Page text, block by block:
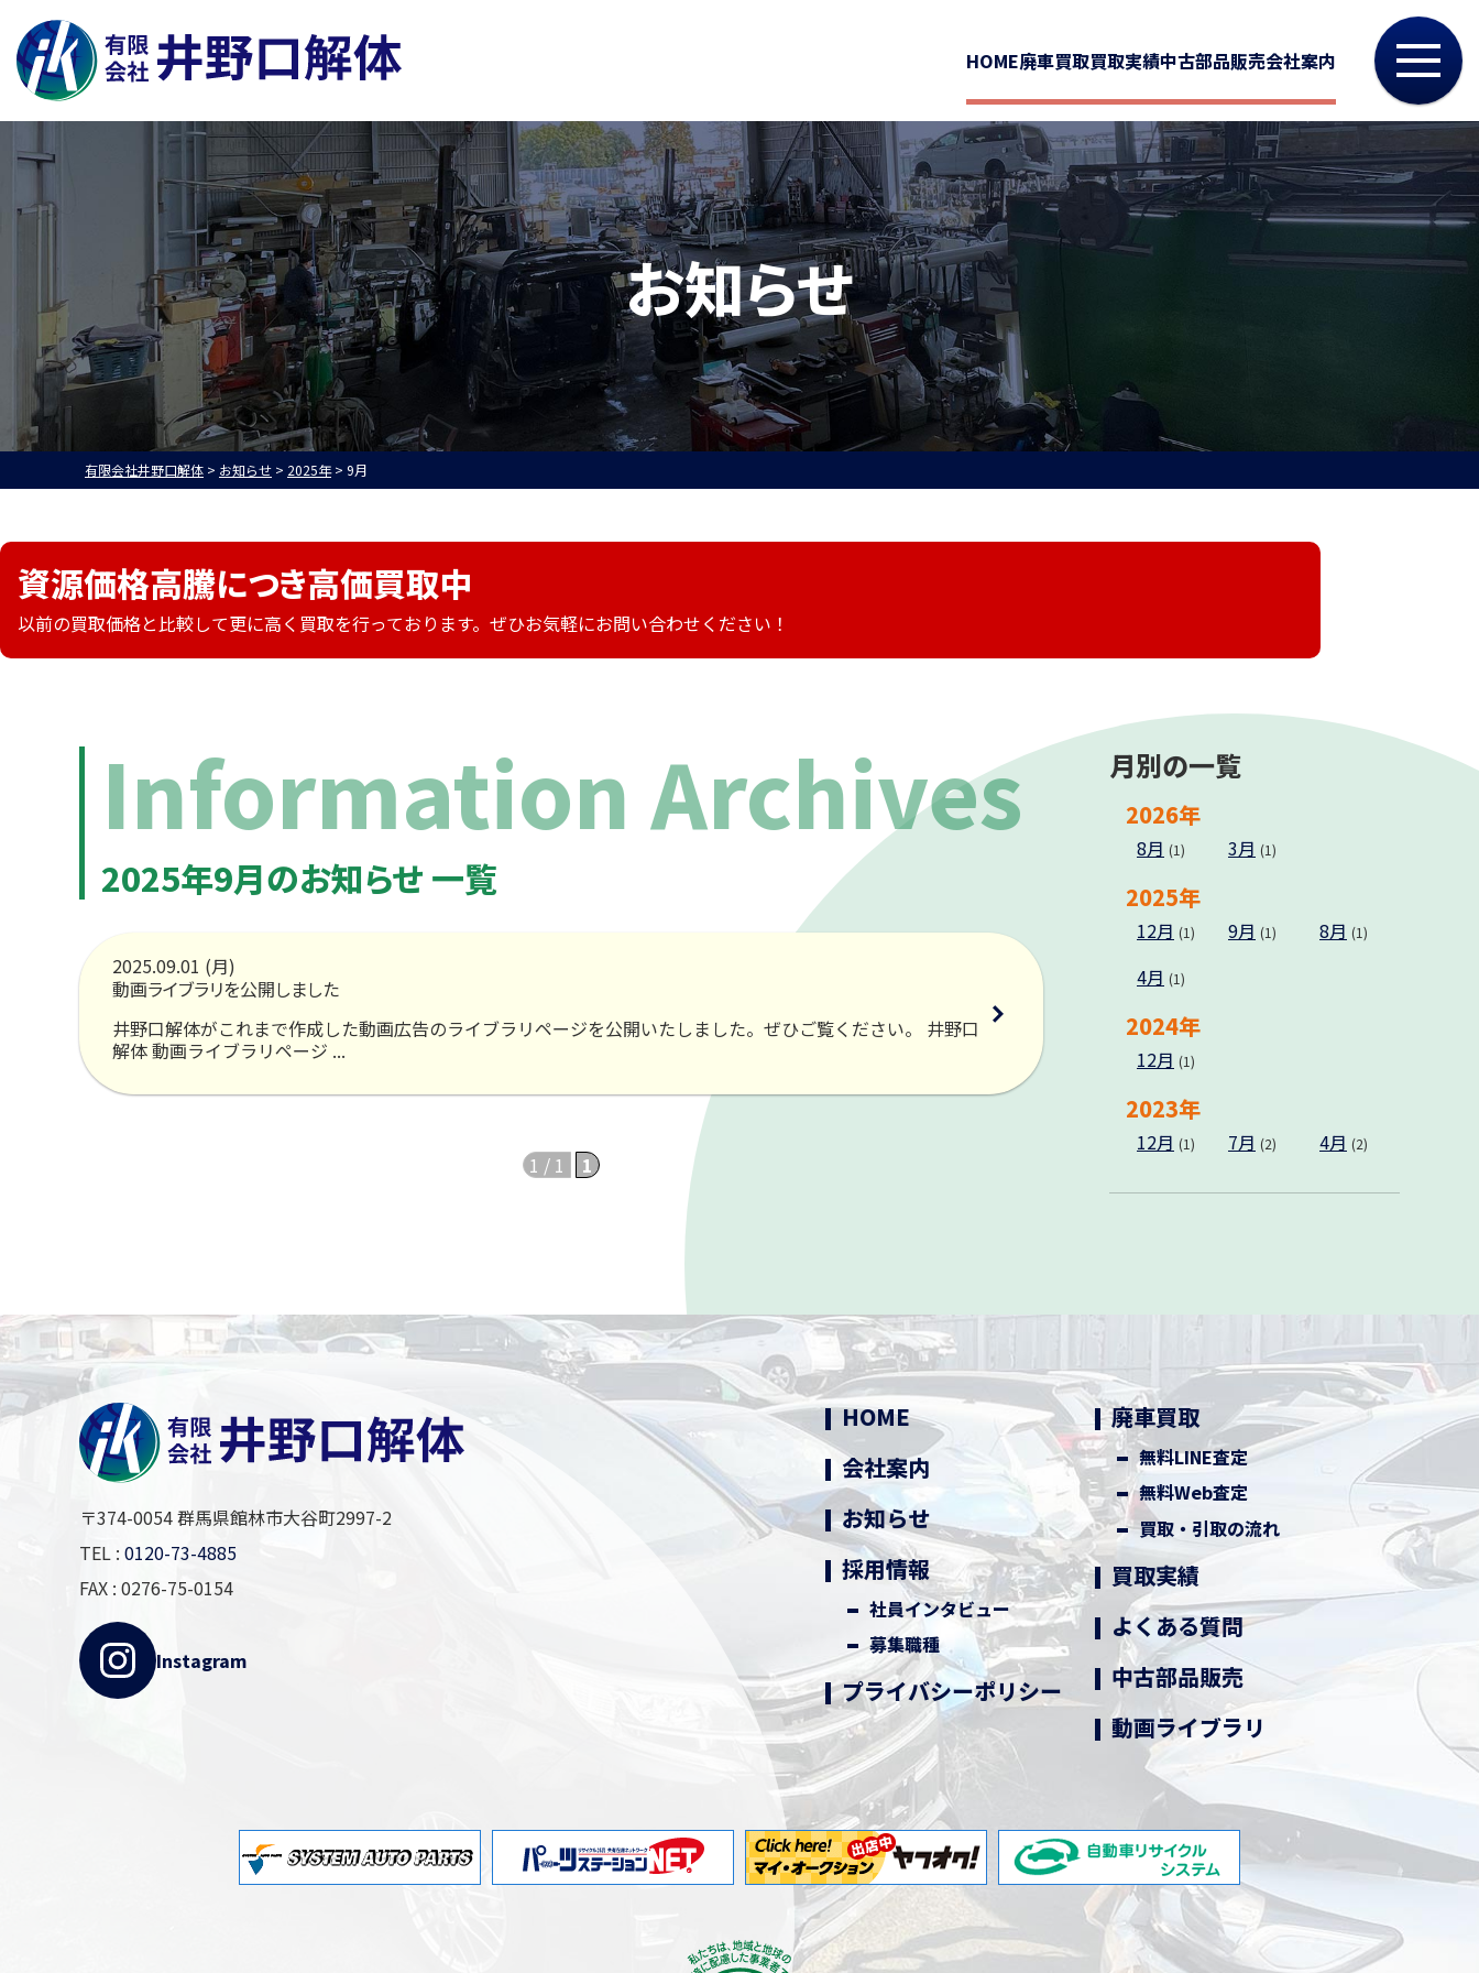
8:00～17:30（第2・4・5土/日/祝を除く）
会社案内
プライバシーポリシー
廃車買取
無料Web査定
動画ライブラリ
HOME廃車買取買取実績中古部品販売会社案内
お知らせ
有限会社井野口解体 > お知らせ > 2025年> 9月
資源価格高騰につき高価買取中
以前の買取価格と比較して更に高く買取を行っております。ぜひお気軽にお問い合わせください！
Information Archives
2025年9月のお知らせ 一覧
2025.09.01 (月)
動画ライブラリを公開しました
井野口解体がこれまで作成した動画広告のライブラリページを公開いたしました。ぜひご覧ください。 井野口
解体 動画ライブラリページ ...
1 / 1 1
月別の一覧
2026年
8月 (1) 3月 (1)
2025年
12月 (1) 9月 (1) 8月 (1)
4月 (1)
2024年
12月 (1)
2023年
12月 (1) 7月 (2) 4月 (2)
〒374-0054 群馬県館林市大谷町2997-2
TEL : 0120-73-4885
FAX : 0276-75-0154
Instagram
HOME
会社案内
お知らせ
採用情報
社員インタビュー
募集職種
プライバシーポリシー
廃車買取
無料LINE査定
無料Web査定
買取・引取の流れ
買取実績
よくある質問
中古部品販売
動画ライブラリ